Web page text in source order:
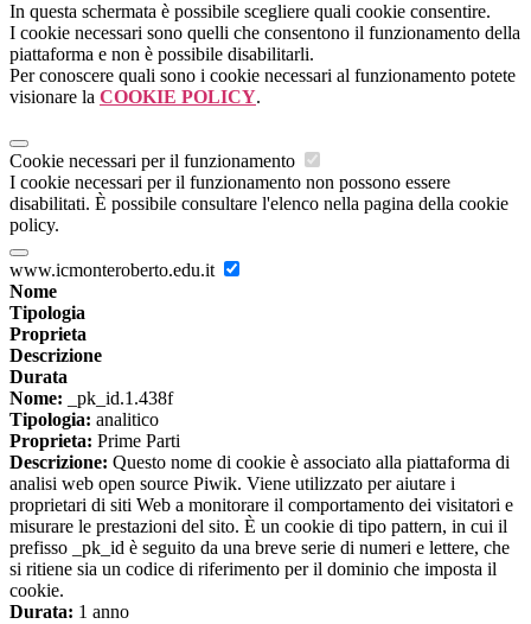
In questa schermata è possibile scegliere quali cookie consentire.
I cookie necessari sono quelli che consentono il funzionamento della
piattaforma e non è possibile disabilitarli.
Per conoscere quali sono i cookie necessari al funzionamento potete
visionare la COOKIE POLICY.
Cookie necessari per il funzionamento
I cookie necessari per il funzionamento non possono essere
disabilitati. È possibile consultare l'elenco nella pagina della cookie
policy.
www.icmonteroberto.edu.it
Nome
Tipologia
Proprieta
Descrizione
Durata
Nome: _pk_id.1.438f
Tipologia: analitico
Proprieta: Prime Parti
Descrizione: Questo nome di cookie è associato alla piattaforma di
analisi web open source Piwik. Viene utilizzato per aiutare i
proprietari di siti Web a monitorare il comportamento dei visitatori e
misurare le prestazioni del sito. È un cookie di tipo pattern, in cui il
prefisso _pk_id è seguito da una breve serie di numeri e lettere, che
si ritiene sia un codice di riferimento per il dominio che imposta il
cookie.
Durata: 1 anno